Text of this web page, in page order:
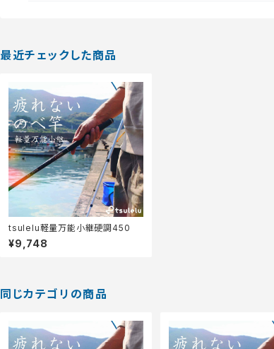
最近チェックした商品
tsulelu軽量万能小継硬調450
¥9,748
同じカテゴリの商品